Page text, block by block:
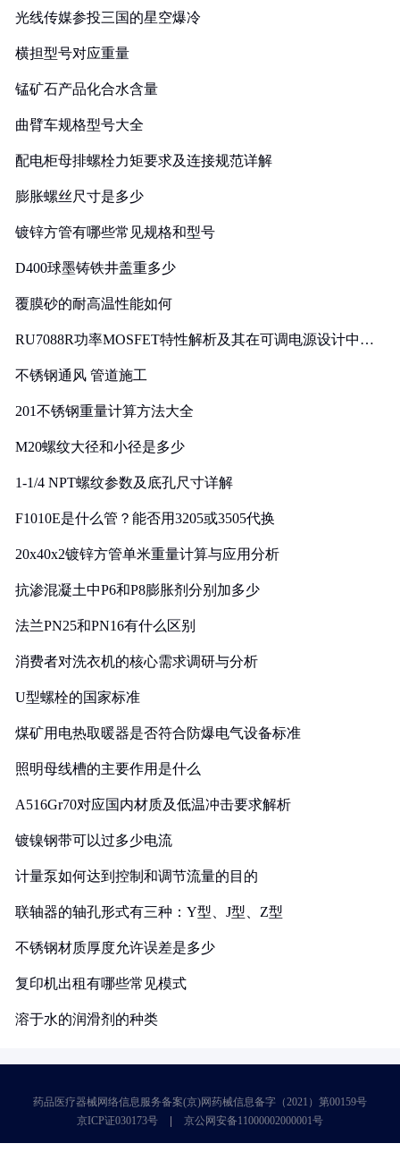
光线传媒参投三国的星空爆冷
横担型号对应重量
锰矿石产品化合水含量
曲臂车规格型号大全
配电柜母排螺栓力矩要求及连接规范详解
膨胀螺丝尺寸是多少
镀锌方管有哪些常见规格和型号
D400球墨铸铁井盖重多少
覆膜砂的耐高温性能如何
RU7088R功率MOSFET特性解析及其在可调电源设计中的
不锈钢通风 管道施工
201不锈钢重量计算方法大全
M20螺纹大径和小径是多少
1-1/4 NPT螺纹参数及底孔尺寸详解
F1010E是什么管？能否用3205或3505代换
20x40x2镀锌方管单米重量计算与应用分析
抗渗混凝土中P6和P8膨胀剂分别加多少
法兰PN25和PN16有什么区别
消费者对洗衣机的核心需求调研与分析
U型螺栓的国家标准
煤矿用电热取暖器是否符合防爆电气设备标准
照明母线槽的主要作用是什么
A516Gr70对应国内材质及低温冲击要求解析
镀镍钢带可以过多少电流
计量泵如何达到控制和调节流量的目的
联轴器的轴孔形式有三种：Y型、J型、Z型
不锈钢材质厚度允许误差是多少
复印机出租有哪些常见模式
溶于水的润滑剂的种类
药品医疗器械网络信息服务备案(京)网药械信息备字（2021）第00159号
京ICP证030173号
京公网安备11000002000001号